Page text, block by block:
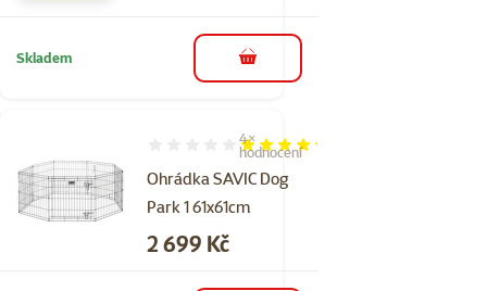
Skladem do košíku
Ohrádka SAVIC Dog
Park 1 61x61cm
Hodnocení 85%, počet hodnocení: 4
4×
hodnocení
Cena
2 699 Kč